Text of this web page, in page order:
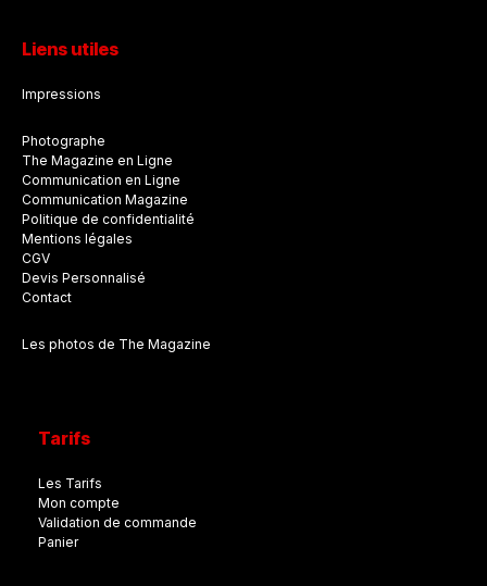
Liens utiles
Impressions
Photographe
The Magazine en Ligne
Communication en Ligne
Communication Magazine
Politique de confidentialité
Mentions légales
CGV
Devis Personnalisé
Contact
Les photos de The Magazine
Tarifs
Les Tarifs
Mon compte
Validation de commande
Panier